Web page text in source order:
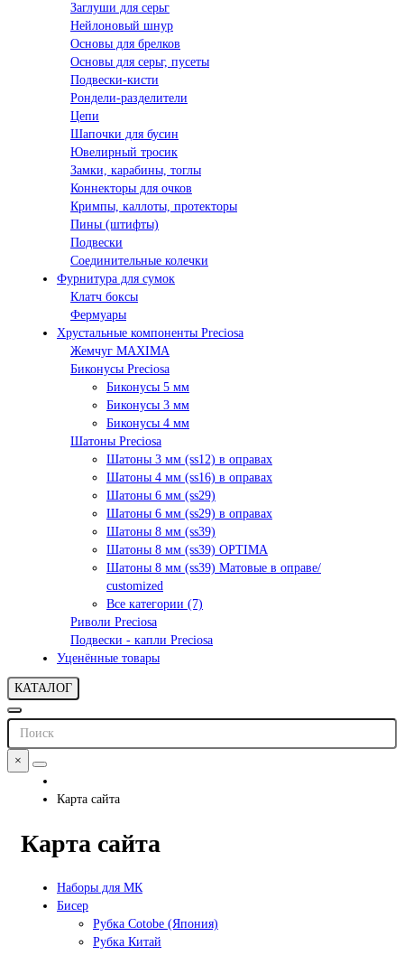
Заглуши для серьг
Нейлоновый шнур
Основы для брелков
Основы для серьг, пусеты
Подвески-кисти
Рондели-разделители
Цепи
Шапочки для бусин
Ювелирный тросик
Замки, карабины, тоглы
Коннекторы для очков
Кримпы, каллоты, протекторы
Пины (штифты)
Подвески
Соединительные колечки
Фурнитура для сумок
Клатч боксы
Фермуары
Хрустальные компоненты Preciosa
Жемчуг MAXIMA
Биконусы Preciosa
Биконусы 5 мм
Биконусы 3 мм
Биконусы 4 мм
Шатоны Preciosa
Шатоны 3 мм (ss12) в оправах
Шатоны 4 мм (ss16) в оправах
Шатоны 6 мм (ss29)
Шатоны 6 мм (ss29) в оправах
Шатоны 8 мм (ss39)
Шатоны 8 мм (ss39) OPTIMA
Шатоны 8 мм (ss39) Матовые в оправе/
customized
Все категории (7)
Риволи Preciosa
Подвески - капли Preciosa
Уценённые товары
КАТАЛОГ
×
Карта сайта
Карта сайта
Наборы для МК
Бисер
Рубка Cotobe (Япония)
Рубка Китай